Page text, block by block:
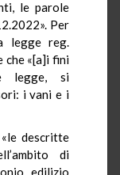
le parole
Per
legge reg.
che «[a]i fini
legge, si
i vani e i
descritte
di
edilizio